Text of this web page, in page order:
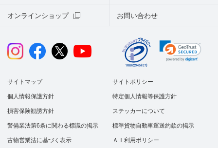
オンラインショップ お問い合わせ
サイトマップ サイトポリシー
個人情報保護方針 特定個人情報等保護方針
損害保険勧誘方針 ステッカーについて
警備業法第6条に関わる標識の掲示 標準貨物自動車運送約款の掲示
古物営業法に基づく表示 ＡＩ利用ポリシー